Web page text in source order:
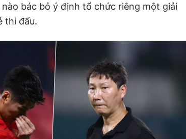
bác bỏ ý định tổ chức riêng một giải
thi đấu.